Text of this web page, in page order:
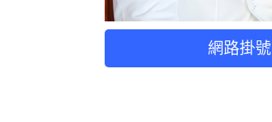
網路掛號